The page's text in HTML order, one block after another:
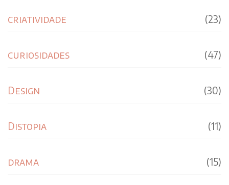
criatividade (23)
curiosidades (47)
Design (30)
Distopia (11)
drama (15)